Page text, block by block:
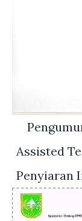
Assisted
Penyiaran